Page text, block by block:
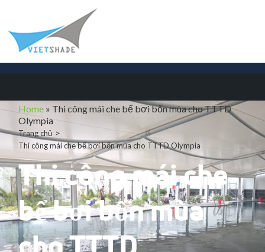
Home » Thi công mái che bể bơi bốn mùa cho TTTD
Olympia
Trang chủ
Thi công mái che bể bơi bốn mùa cho TTTD Olympia
Thi công mái che
bể bơi bốn mùa